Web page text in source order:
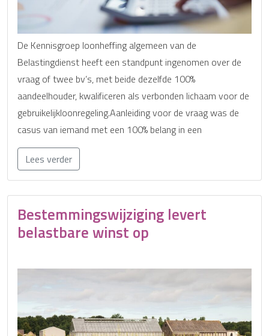
De Kennisgroep loonheffing algemeen van de
Belastingdienst heeft een standpunt ingenomen over de
vraag of twee bv’s, met beide dezelfde 100%
aandeelhouder, kwalificeren als verbonden lichaam voor de
gebruikelijkloonregeling.Aanleiding voor de vraag was de
casus van iemand met een 100% belang in een
Lees verder
Bestemmingswijziging levert
belastbare winst op